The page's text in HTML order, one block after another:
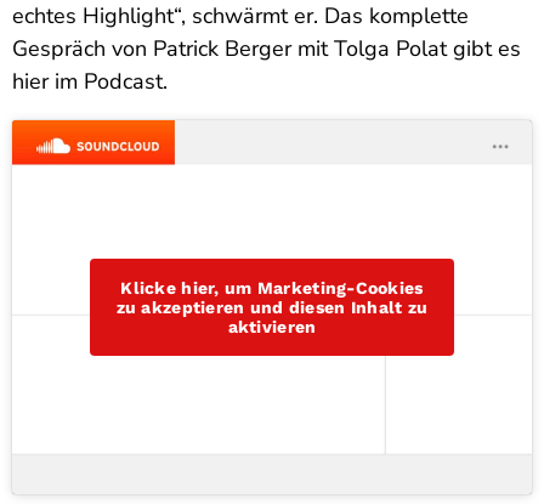
echtes Highlight“, schwärmt er. Das komplette
Gespräch von Patrick Berger mit Tolga Polat gibt es
hier im Podcast.
Klicke hier, um Marketing-Cookies
zu akzeptieren und diesen Inhalt zu
aktivieren